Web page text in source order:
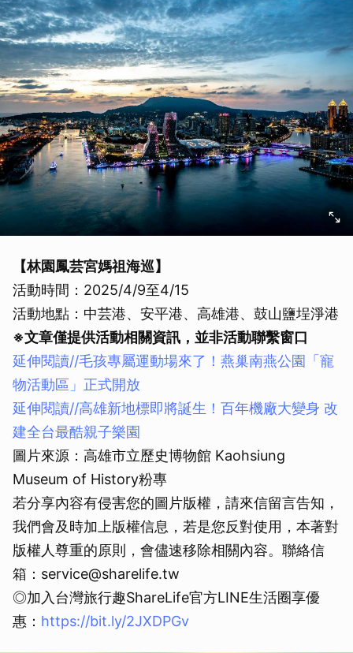
【林園鳳芸宮媽祖海巡】
活動時間：2025/4/9至4/15
活動地點：中芸港、安平港、高雄港、鼓山鹽埕淨港
※文章僅提供活動相關資訊，並非活動聯繫窗口
延伸閱讀//毛孩專屬運動場來了！燕巢南燕公園「寵
物活動區」正式開放
延伸閱讀//高雄新地標即將誕生！百年機廠大變身 改
建全台最酷親子樂園
圖片來源：高雄市立歷史博物館 Kaohsiung
Museum of History粉專
若分享內容有侵害您的圖片版權，請來信留言告知，
我們會及時加上版權信息，若是您反對使用，本著對
版權人尊重的原則，會儘速移除相關內容。聯絡信
箱：service@sharelife.tw
◎加入台灣旅行趣ShareLife官方LINE生活圈享優
惠： https://bit.ly/2JXDPGv